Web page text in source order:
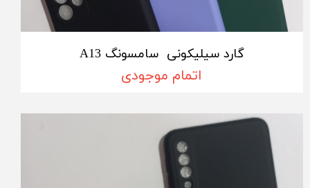
گارد سیلیکونی سامسونگ A13
اتمام موجودی